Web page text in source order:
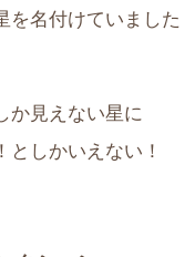
名付けていました
見えない星に
しかいえない！